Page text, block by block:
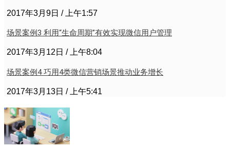
2017年3月9日 上午1:57
场景案例3 利用“生命周期”有效实现微信用户管理
2017年3月12日 上午8:04
场景案例4 巧用4类微信营销场景推动业务增长
2017年3月13日 上午5:41